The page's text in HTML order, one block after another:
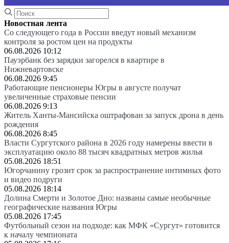
Новостная лента
Со следующего года в России введут новый механизм
контроля за ростом цен на продукты
06.08.2026 10:12
Пауэрбанк без зарядки загорелся в квартире в
Нижневартовске
06.08.2026 9:45
Работающие пенсионеры Югры в августе получат
увеличенные страховые пенсии
06.08.2026 9:13
Житель Ханты-Мансийска оштрафован за запуск дрона в день
рождения
06.08.2026 8:45
Власти Сургутского района в 2026 году намерены ввести в
эксплуатацию около 88 тысяч квадратных метров жилья
05.08.2026 18:51
Югорчанину грозит срок за распространение интимных фото
и видео подруги
05.08.2026 18:14
Долина Смерти и Золотое Дно: названы самые необычные
географические названия Югры
05.08.2026 17:45
Футбольный сезон на подходе: как МФК «Сургут» готовится
к началу чемпионата